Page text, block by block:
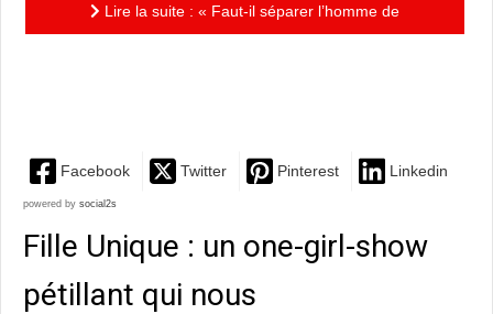
Lire la suite : « Faut-il séparer l’homme de
Facebook Twitter Pinterest Linkedin
powered by social2s
Fille Unique : un one-girl-show
pétillant qui nous